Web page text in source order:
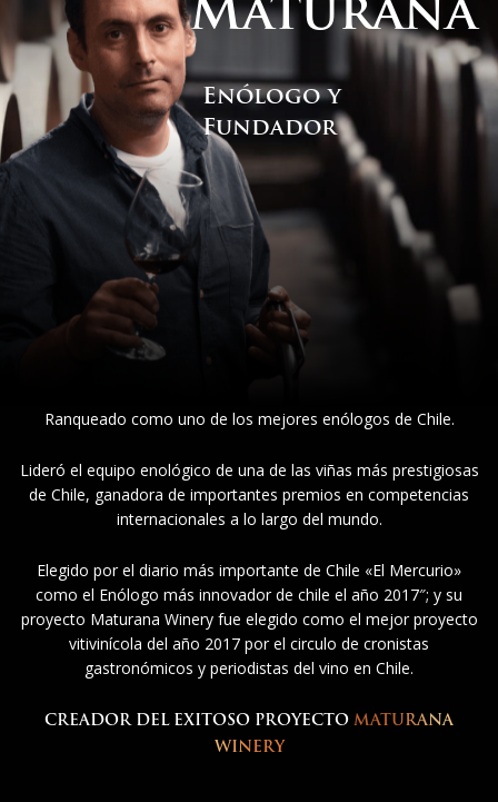
Maturana
Enólogo y
Fundador
Ranqueado como uno de los mejores enólogos de Chile.
Lideró el equipo enológico de una de las viñas más prestigiosas
de Chile, ganadora de importantes premios en competencias
internacionales a lo largo del mundo.
Elegido por el diario más importante de Chile «El Mercurio»
como el Enólogo más innovador de chile el año 2017″; y su
proyecto Maturana Winery fue elegido como el mejor proyecto
vitivinícola del año 2017 por el circulo de cronistas
gastronómicos y periodistas del vino en Chile.
CREADOR DEL EXITOSO PROYECTO MATURANA
WINERY